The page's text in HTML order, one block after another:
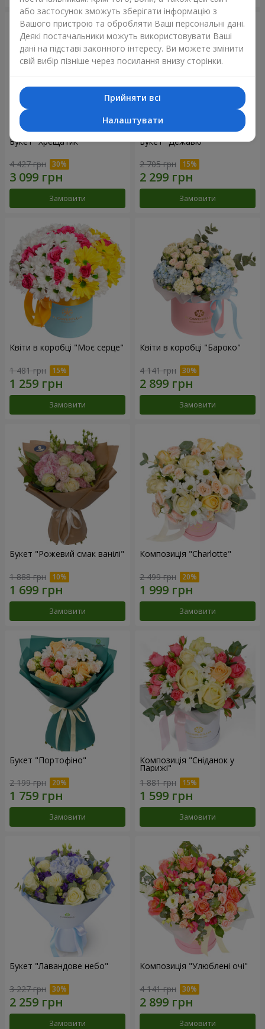
Букет "Хрещатик"
4 427 грн
Замовити
Букет "Дежавю"
2 705 грн
Замовити
Квіти в коробці "Моє серце"
1 481 грн
Замовити
Квіти в коробці "Бароко"
4 141 грн
Замовити
Букет "Рожевий смак ванілі"
1 888 грн
Замовити
Композиція "Charlotte"
2 499 грн
Замовити
Букет "Портофіно"
2 199 грн
Замовити
Композиція "Сніданок у
Парижі"
1 881 грн
Замовити
Букет "Лавандове небо"
3 227 грн
Замовити
Композиція "Улюблені очі"
4 141 грн
Замовити
або застосунок зможуть зберігати інформацію з
Вашого пристрою та обробляти Ваші персональні дані.
Деякі постачальники можуть використовувати Ваші
дані на підставі законного інтересу. Ви можете змінити
свій вибір пізніше через посилання внизу сторінки.
Прийняти всі
Налаштувати